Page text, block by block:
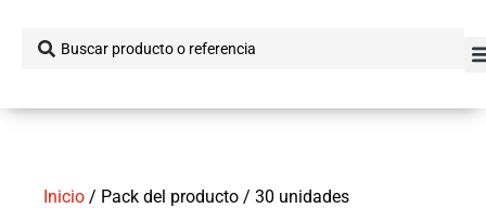
Inicio / Pack del producto / 30 unidades